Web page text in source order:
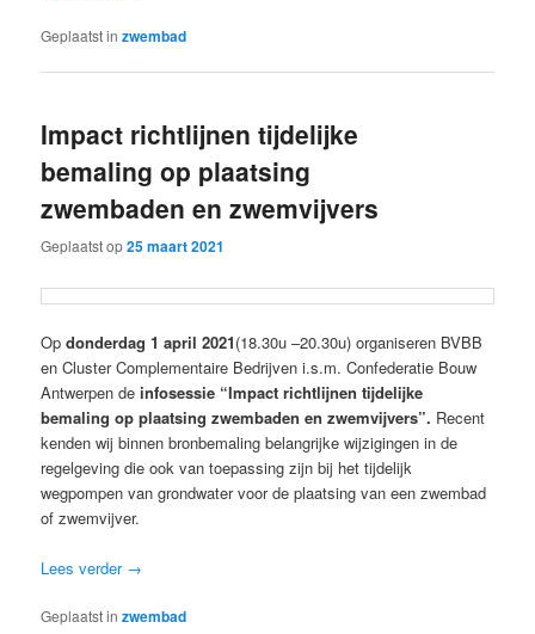
Geplaatst in zwembad
Impact richtlijnen tijdelijke
bemaling op plaatsing
zwembaden en zwemvijvers
Geplaatst op25 maart 2021
Opdonderdag 1 april 2021(18.30u –20.30u) organiseren BVBB
en Cluster Complementaire Bedrijven i.s.m. Confederatie Bouw
Antwerpen deinfosessie “Impact richtlijnen tijdelijke
bemaling op plaatsing zwembaden en zwemvijvers”. Recent
kenden wij binnen bronbemaling belangrijke wijzigingen in de
regelgeving die ook van toepassing zijn bij het tijdelijk
wegpompen van grondwater voor de plaatsing van een zwembad
of zwemvijver.
Lees verder →
Geplaatst in zwembad